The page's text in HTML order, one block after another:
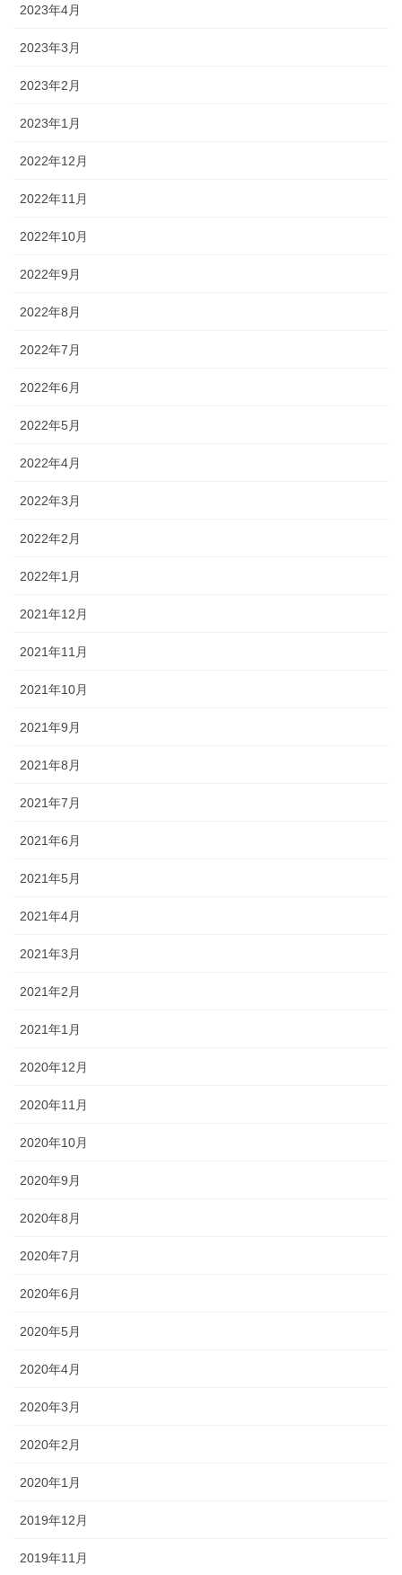
2023年4月
2023年3月
2023年2月
2023年1月
2022年12月
2022年11月
2022年10月
2022年9月
2022年8月
2022年7月
2022年6月
2022年5月
2022年4月
2022年3月
2022年2月
2022年1月
2021年12月
2021年11月
2021年10月
2021年9月
2021年8月
2021年7月
2021年6月
2021年5月
2021年4月
2021年3月
2021年2月
2021年1月
2020年12月
2020年11月
2020年10月
2020年9月
2020年8月
2020年7月
2020年6月
2020年5月
2020年4月
2020年3月
2020年2月
2020年1月
2019年12月
2019年11月